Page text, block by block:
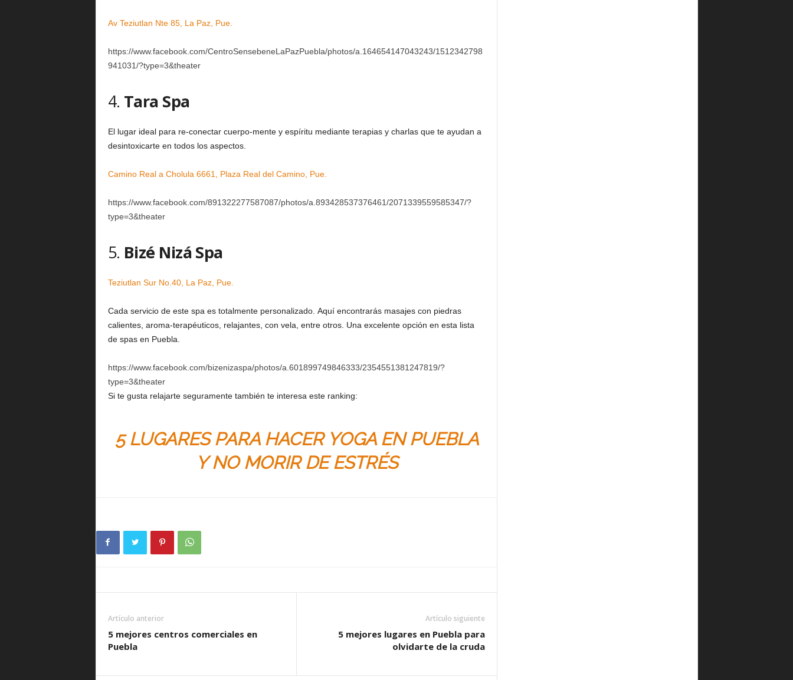
Av Teziutlan Nte 85, La Paz, Pue.
https://www.facebook.com/CentroSensebeneLaPazPuebla/photos/a.164654147043243/1512342798
941031/?type=3&theater
4. Tara Spa
El lugar ideal para re-conectar cuerpo-mente y espíritu mediante terapias y charlas que te ayudan a
desintoxicarte en todos los aspectos.
Camino Real a Cholula 6661, Plaza Real del Camino, Pue.
https://www.facebook.com/891322277587087/photos/a.893428537376461/2071339559585347/?
type=3&theater
5. Bizé Nizá Spa
Teziutlan Sur No.40, La Paz, Pue.
Cada servicio de este spa es totalmente personalizado. Aquí encontrarás masajes con piedras
calientes, aroma-terapéuticos, relajantes, con vela, entre otros. Una excelente opción en esta lista
de spas en Puebla.
https://www.facebook.com/bizenizaspa/photos/a.601899749846333/2354551381247819/?
type=3&theater
Si te gusta relajarte seguramente también te interesa este ranking:
5 LUGARES PARA HACER YOGA EN PUEBLA
Y NO MORIR DE ESTRÉS
Artículo anterior
5 mejores centros comerciales en
Puebla
Artículo siguiente
5 mejores lugares en Puebla para
olvidarte de la cruda